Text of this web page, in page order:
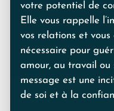
votre potentiel de
Elle vous rappelle
vos relations et
nécessaire pour
amour, au travail ou
message est une
de soi et à la